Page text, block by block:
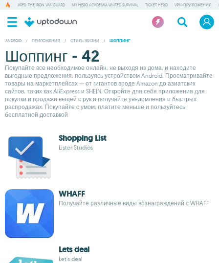
ARES: THE IRON VANGUARD MY HERO ACADEMIA UNITED SURVIVAL TICKET HERO VPN-ПРИЛОЖЕНИЯ
ANDROID / ПРИЛОЖЕНИЯ / СТИЛЬ ЖИЗНИ / ШОППИНГ
Шоппинг - 42
Покупайте все необходимое онлайн, не выходя из дома, и находите
выгодные предложения, пользуясь устройством Android. Просматривайте
товары на маркетплейсах — от гигантов вроде Amazon до азиатских
сайтов, таких как AliExpress и SHEIN. Откройте для себя приложения для
покупки и продажи вещей с рук и получайте уведомления о быстрых
распродажах. Покупайте с умом, платите меньше и пользуйтесь
бесплатной доставкой
Shopping List
Lister Studios
WHAFF
Получайте различные виды вознаграждений с WHAFF
Lets deal
Let's deal